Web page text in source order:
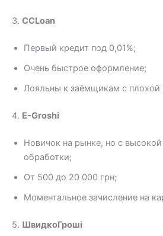
3. CCLoan
Первый кредит под 0,01%;
Очень быстрое оформление;
Лояльны к заёмщикам с плохой
4. E-Groshi
Новичок на рынке, но с
обработки;
От 500 до 20 000 грн;
Моментальное зачисление на
5. ШвидкоГроші